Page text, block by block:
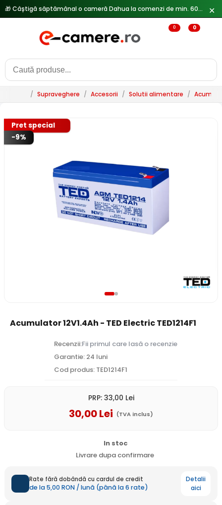
🎁 Câștigă săptămânal o cameră Dahua la comenzi de min. 600 lei — ✕
0 0
/ Supraveghere / Accesorii / Solutii alimentare /
Pret special
-9%
Acumulator 12V1.4Ah - TED Electric TED1214F1
Recenzii:Fii primul care lasă o recenzie
Garantie: 24 luni
Cod produs: TED1214F1
PRP: 33,00 Lei
30,00Lei (TVA inclus)
In stoc
Livrare dupa confirmare
Rate fără dobândă cu cardul de credit
de la 5,00 RON / lună (până la 6 rate)
Detalii
aici